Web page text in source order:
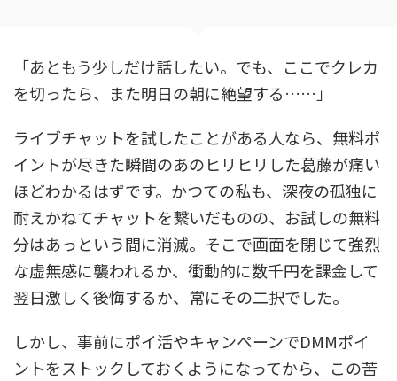
「あともう少しだけ話したい。でも、ここでクレカ
を切ったら、また明日の朝に絶望する……」
ライブチャットを試したことがある人なら、無料ポ
イントが尽きた瞬間のあのヒリヒリした葛藤が痛い
ほどわかるはずです。かつての私も、深夜の孤独に
耐えかねてチャットを繋いだものの、お試しの無料
分はあっという間に消滅。そこで画面を閉じて強烈
な虚無感に襲われるか、衝動的に数千円を課金して
翌日激しく後悔するか、常にその二択でした。
しかし、事前にポイ活やキャンペーンでDMMポイ
ントをストックしておくようになってから、この苦